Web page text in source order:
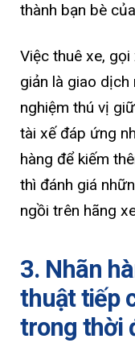
thành bạn bè
Việc thuê xe,
giản là giao
nghiệm thú vị
tài xế đáp ứng
hàng để kiếm
thì đánh giá
ngồi trên hãng
3. Nhãn
thuật tiếp
trong thời